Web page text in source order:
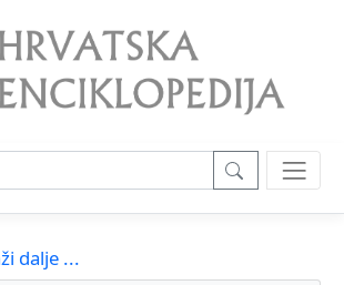
dalje ...